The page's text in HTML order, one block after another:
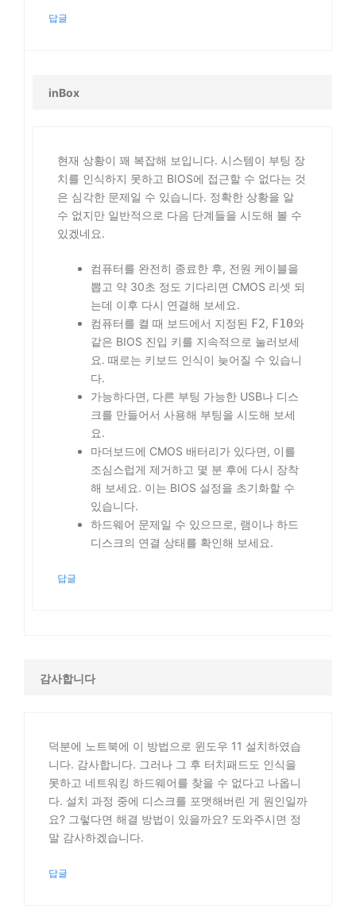
답글
inBox
현재 상황이 꽤 복잡해 보입니다. 시스템이 부팅 장
치를 인식하지 못하고 BIOS에 접근할 수 없다는 것
은 심각한 문제일 수 있습니다. 정확한 상황을 알
수 없지만 일반적으로 다음 단계들을 시도해 볼 수
있겠네요.
컴퓨터를 완전히 종료한 후, 전원 케이블을
뽑고 약 30초 정도 기다리면 CMOS 리셋 되
는데 이후 다시 연결해 보세요.
컴퓨터를 켤 때 보드에서 지정된 F2, F10와
같은 BIOS 진입 키를 지속적으로 눌러보세
요. 때로는 키보드 인식이 늦어질 수 있습니
다.
가능하다면, 다른 부팅 가능한 USB나 디스
크를 만들어서 사용해 부팅을 시도해 보세
요.
마더보드에 CMOS 배터리가 있다면, 이를
조심스럽게 제거하고 몇 분 후에 다시 장착
해 보세요. 이는 BIOS 설정을 초기화할 수
있습니다.
하드웨어 문제일 수 있으므로, 램이나 하드
디스크의 연결 상태를 확인해 보세요.
답글
감사합니다
덕분에 노트북에 이 방법으로 윈도우 11 설치하였습
니다. 감사합니다. 그러나 그 후 터치패드도 인식을
못하고 네트워킹 하드웨어를 찾을 수 없다고 나옵니
다. 설치 과정 중에 디스크를 포맷해버린 게 원인일까
요? 그렇다면 해결 방법이 있을까요? 도와주시면 정
말 감사하겠습니다.
답글